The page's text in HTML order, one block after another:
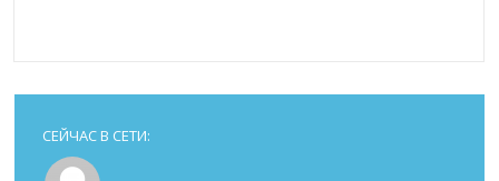
СЕЙЧАС В СЕТИ: